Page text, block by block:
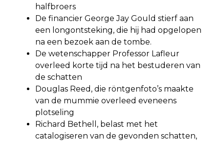
halfbroers
De financier George Jay Gould stierf aan
een longontsteking, die hij had opgelopen
na een bezoek aan de tombe.
De wetenschapper Professor Lafleur
overleed korte tijd na het bestuderen van
de schatten
Douglas Reed, die röntgenfoto’s maakte
van de mummie overleed eveneens
plotseling
Richard Bethell, belast met het
catalogiseren van de gevonden schatten,